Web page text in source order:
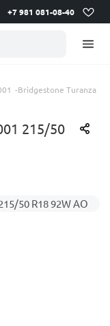
+7 981 081-08-40
-Bridgestone Turanza
215/50